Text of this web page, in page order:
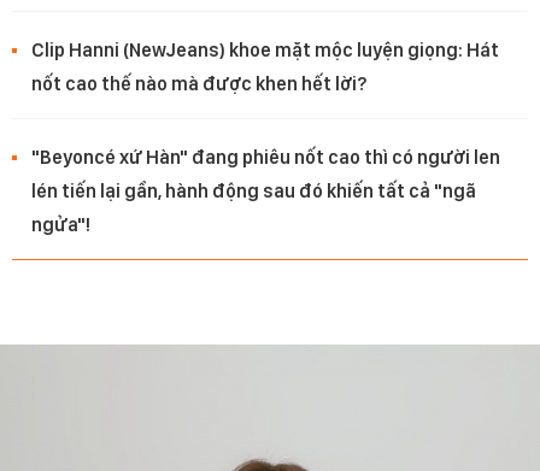
Clip Hanni (NewJeans) khoe mặt mộc luyện giọng: Hát
nốt cao thế nào mà được khen hết lời?
"Beyoncé xứ Hàn" đang phiêu nốt cao thì có người len
lén tiến lại gần, hành động sau đó khiến tất cả "ngã
ngửa"!